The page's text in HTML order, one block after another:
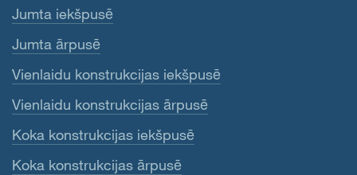
Jumta iekšpusē
Jumta ārpusē
Vienlaidu konstrukcijas iekšpusē
Vienlaidu konstrukcijas ārpusē
Koka konstrukcijas iekšpusē
Koka konstrukcijas ārpusē